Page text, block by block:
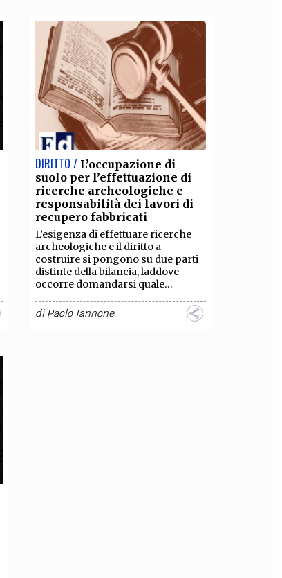
DIRITTO / L’occupazione di
suolo per l’effettuazione di
ricerche archeologiche e
responsabilità dei lavori di
recupero fabbricati
L’esigenza di effettuare ricerche
archeologiche e il diritto a
costruire si pongono su due parti
distinte della bilancia, laddove
occorre domandarsi quale...
diPaolo Iannone